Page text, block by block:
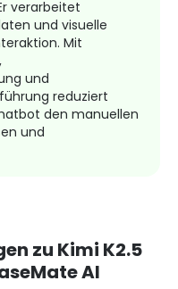
verarbeitet
und visuelle
Mit
und
reduziert
den manuellen
und
zu Kimi K2.5
AI